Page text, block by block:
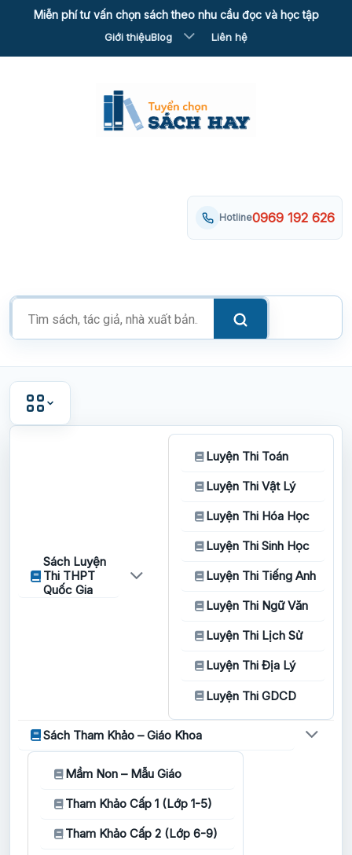
Miễn phí tư vấn chọn sách theo nhu cầu đọc và học tập
Giới thiệuBlog Liên hệ
Tìm
kiếm
phẩm
Hotline0969 192 626
Sách Luyện
Thi THPT
Quốc Gia
Luyện Thi Toán
Luyện Thi Vật Lý
Luyện Thi Hóa Học
Luyện Thi Sinh Học
Luyện Thi Tiếng Anh
Luyện Thi Ngữ Văn
Luyện Thi Lịch Sử
Luyện Thi Địa Lý
Luyện Thi GDCD
Sách Tham Khảo – Giáo Khoa
Mầm Non – Mẫu Giáo
Tham Khảo Cấp 1 (Lớp 1-5)
Tham Khảo Cấp 2 (Lớp 6-9)